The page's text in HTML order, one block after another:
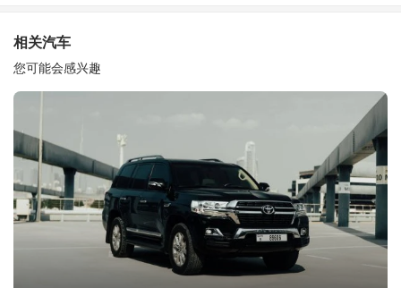
设备
相关汽车
您可能会感兴趣